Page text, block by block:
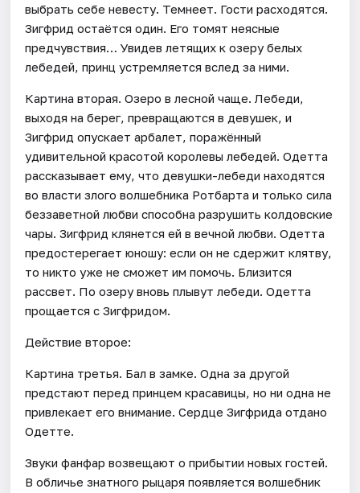
выбрать себе невесту. Темнеет. Гости расходятся.
Зигфрид остаётся один. Его томят неясные
предчувствия… Увидев летящих к озеру белых
лебедей, принц устремляется вслед за ними.
Картина вторая. Озеро в лесной чаще. Лебеди,
выходя на берег, превращаются в девушек, и
Зигфрид опускает арбалет, поражённый
удивительной красотой королевы лебедей. Одетта
рассказывает ему, что девушки-лебеди находятся
во власти злого волшебника Ротбарта и только сила
беззаветной любви способна разрушить колдовские
чары. Зигфрид клянется ей в вечной любви. Одетта
предостерегает юношу: если он не сдержит клятву,
то никто уже не сможет им помочь. Близится
рассвет. По озеру вновь плывут лебеди. Одетта
прощается с Зигфридом.
Действие второе:
Картина третья. Бал в замке. Одна за другой
предстают перед принцем красавицы, но ни одна не
привлекает его внимание. Сердце Зигфрида отдано
Одетте.
Звуки фанфар возвещают о прибытии новых гостей.
В обличье знатного рыцаря появляется волшебник